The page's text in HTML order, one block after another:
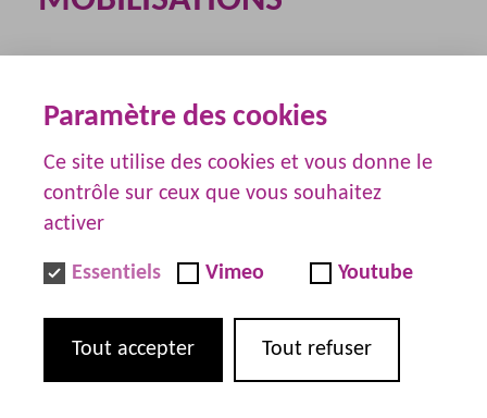
moment sur notreagenda militant
EN GRÈVE
Inscrit à l’article 7 du préambule de la
constitution de 1946, lui même référencé
dans la constitution de 58, le droit de grève
Paramètre des cookies
Ce site utilise des cookies et vous donne le
contrôle sur ceux que vous souhaitez
activer
Essentiels Vimeo Youtube
Tout accepter Tout refuser